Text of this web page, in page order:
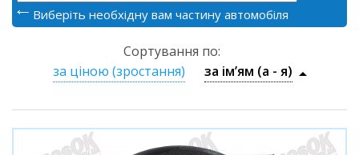
Виберіть необхідну вам частину автомобіля
Сортування по:
за ціною (зростання)
за ім’ям (a - я)